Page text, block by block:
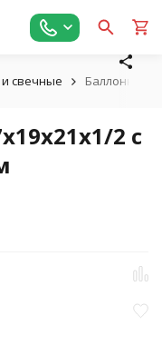
свечные Баллонный
2 с